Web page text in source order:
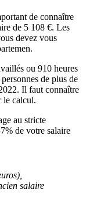
de connaître
de 5 108 €. Les
devez vous
ou 910 heures
de plus de
Il faut connaître
le calcul.
au stricte
de votre salaire
salaire